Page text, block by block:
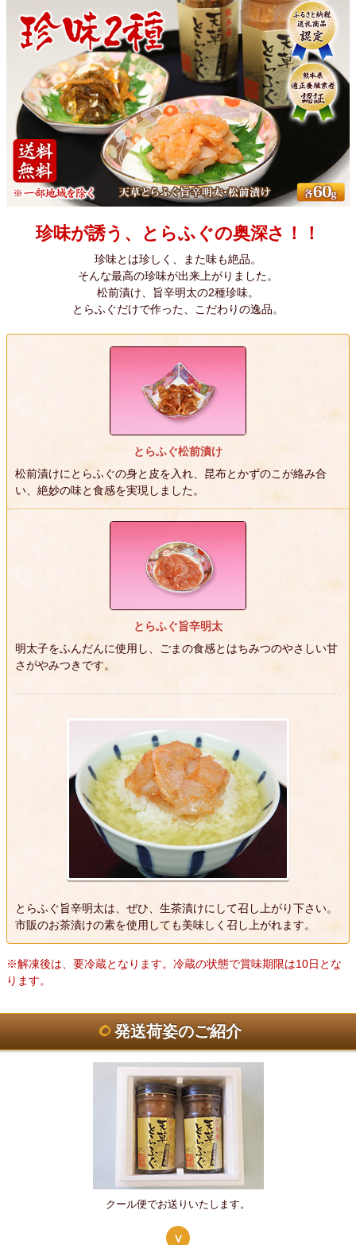
珍味が誘う、とらふぐの奥深さ！！
珍味とは珍しく、また味も絶品。
そんな最高の珍味が出来上がりました。
松前漬け、旨辛明太の2種珍味。
とらふぐだけで作った、こだわりの逸品。
とらふぐ松前漬け
松前漬けにとらふぐの身と皮を入れ、昆布とかずのこが絡み合
い、絶妙の味と食感を実現しました。
とらふぐ旨辛明太
明太子をふんだんに使用し、ごまの食感とはちみつのやさしい甘
さがやみつきです。
とらふぐ旨辛明太は、ぜひ、生茶漬けにして召し上がり下さい。
市販のお茶漬けの素を使用しても美味しく召し上がれます。
※解凍後は、要冷蔵となります。冷蔵の状態で賞味期限は10日とな
ります。
発送荷姿のご紹介
クール便でお送りいたします。